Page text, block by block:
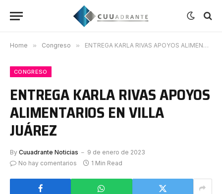
Home » Congreso » ENTREGA KARLA RIVAS APOYOS ALIMENTARIOS EN VILLA JUÁREZ
CONGRESO
ENTREGA KARLA RIVAS APOYOS
ALIMENTARIOS EN VILLA
JUÁREZ
By Cuuadrante Noticias
9 de enero de 2023
No hay comentarios
1 Min Read